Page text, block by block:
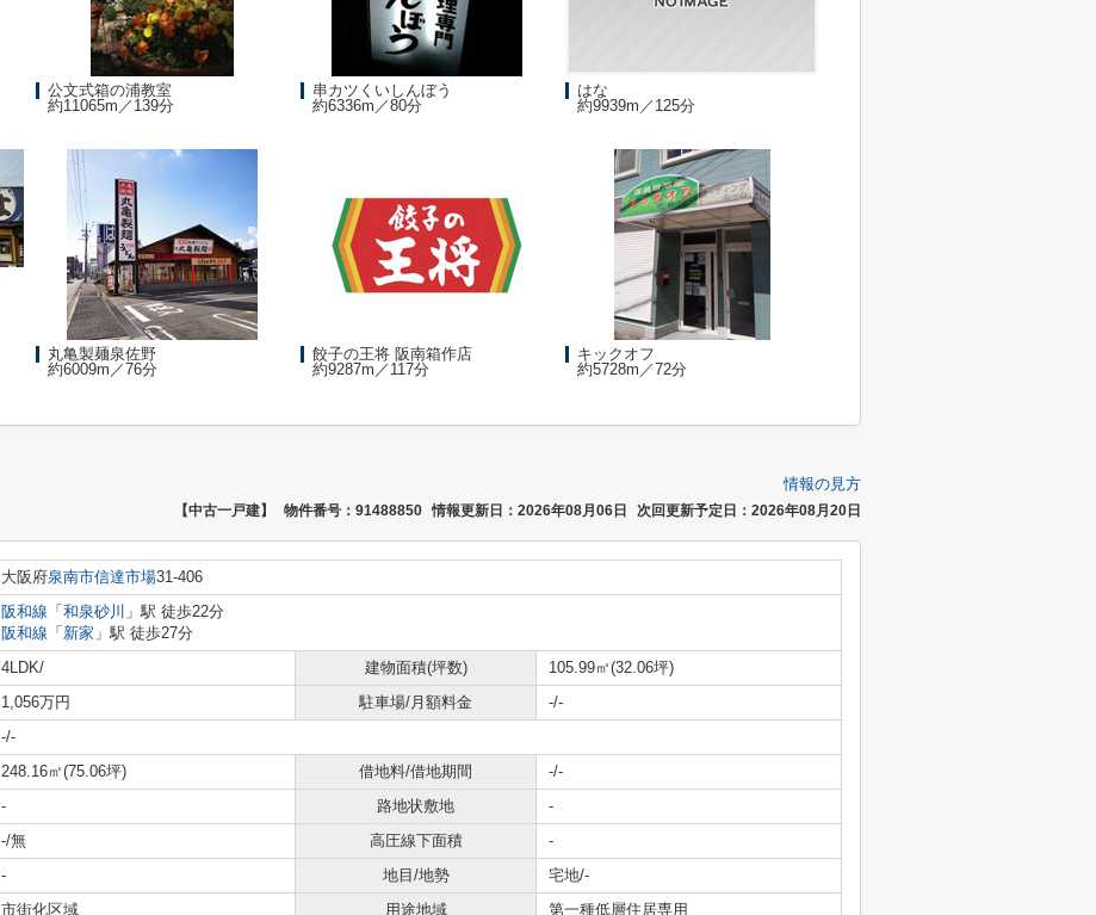
公文式箱の浦教室
約11065m／139分
串カツくいしんぼう
約6336m／80分
はな
約9939m／125分
丸亀製麺泉佐野
約6009m／76分
餃子の王将 阪南箱作店
約9287m／117分
キックオフ
約5728m／72分
情報の見方
【中古一戸建】 物件番号：91488850 情報更新日：2026年08月06日 次回更新予定日：2026年08月20日
大阪府泉南市信達市場31-406
阪和線 「 和泉砂川 」駅 徒歩22分
阪和線 「 新家 」駅 徒歩27分
4LDK/ 建物面積(坪数)
105.99㎡(32.06坪)
1,056万円 駐車場/月額料金
-/-
-/-
248.16㎡(75.06坪) 借地料/借地期間
-/-
- 路地状敷地
-
-/無 高圧線下面積
-
- 地目/地勢
宅地/-
市街化区域 用途地域 第一種低層住居専用